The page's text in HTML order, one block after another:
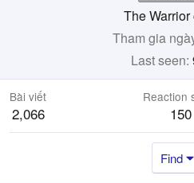
The Warrior
Tham gia
Last seen
Bài viết
2,066
Reaction
150
Find